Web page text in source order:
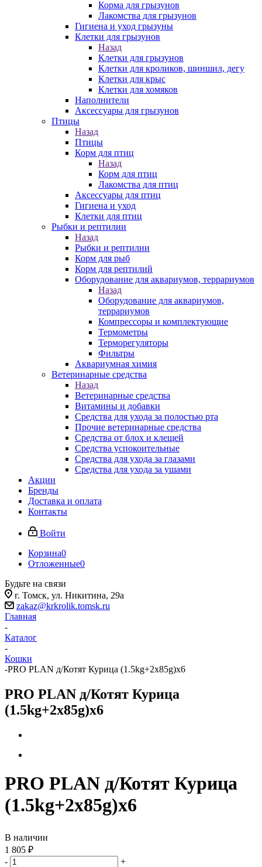
Корма для грызунов
Лакомства для грызунов
Гигиена и уход грызуны
Клетки для грызунов
Назад
Клетки для грызунов
Клетки для кроликов, шиншил, дегу
Клетки для крыс
Клетки для хомяков
Наполнители
Аксессуары для грызунов
Птицы
Назад
Птицы
Корм для птиц
Назад
Корм для птиц
Лакомства для птиц
Аксессуары для птиц
Гигиена и уход
Клетки для птиц
Рыбки и рептилии
Назад
Рыбки и рептилии
Корм для рыб
Корм для рептилий
Оборудование для аквариумов, террариумов
Назад
Оборудование для аквариумов,
террариумов
Компрессоры и комплектующие
Термометры
Терморегуляторы
Фильтры
Аквариумная химия
Ветеринарные средства
Назад
Ветеринарные средства
Витамины и добавки
Средства для ухода за полостью рта
Прочие ветеринарные средства
Средства от блох и клещей
Средства успокоительные
Средства для ухода за глазами
Средства для ухода за ушами
Акции
Бренды
Доставка и оплата
Контакты
Войти
Корзина0
Отложенные0
Будьте на связи
г. Томск, ​ул. Никитина, 29а
zakaz@krkrolik.tomsk.ru
Главная
-
Каталог
-
Кошки
-PRO PLAN д/Котят Курица (1.5kg+2x85g)х6
PRO PLAN д/Котят Курица
(1.5kg+2x85g)х6
PRO PLAN д/Котят Курица
(1.5kg+2x85g)х6
В наличии
1 805 ₽
-
+